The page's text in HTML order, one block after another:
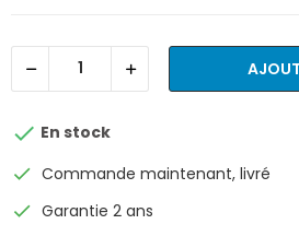
 En stock
check Commande maintenant, livré
check Garantie 2 ans